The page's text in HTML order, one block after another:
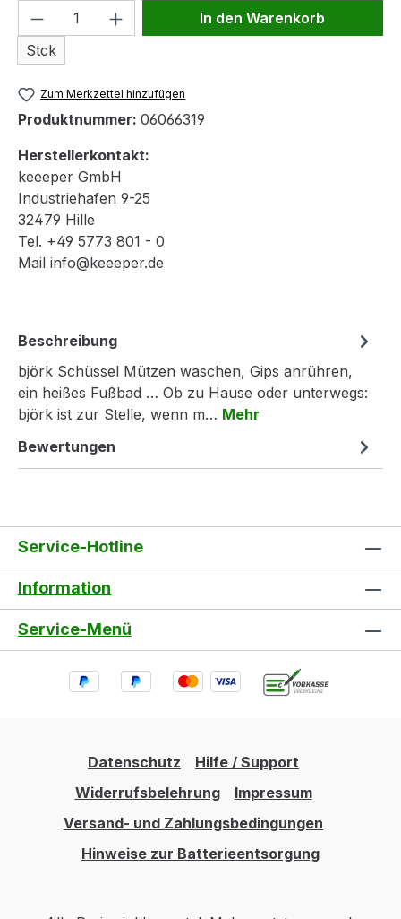
Produkt Anzahl: Gib den
Stck
In den Warenkorb
Zum Merkzettel hinzufügen
Produktnummer: 06066319
Herstellerkontakt:
keeeper GmbH
Industriehafen 9-25
32479 Hille
Tel. +49 5773 801 - 0
Mail info@keeeper.de
Beschreibung
björk Schüssel Mützen waschen, Gips anrühren,
ein heißes Fußbad … Ob zu Hause oder unterwegs:
björk ist zur Stelle, wenn m… Mehr
Bewertungen
Service-Hotline
Information
Service-Menü
Datenschutz
Hilfe / Support
Widerrufsbelehrung
Impressum
Versand- und Zahlungsbedingungen
Hinweise zur Batterieentsorgung